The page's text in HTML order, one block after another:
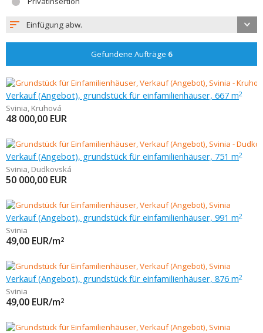
Einfügung abw.
Gefundene Aufträge 6
Verkauf (Angebot), grundstück für einfamilienhäuser, 667 m2
Svinia, Kruhová
48 000,00 EUR
Verkauf (Angebot), grundstück für einfamilienhäuser, 751 m2
Svinia, Dudkovská
50 000,00 EUR
Verkauf (Angebot), grundstück für einfamilienhäuser, 991 m2
Svinia
49,00 EUR/m2
Verkauf (Angebot), grundstück für einfamilienhäuser, 876 m2
Svinia
49,00 EUR/m2